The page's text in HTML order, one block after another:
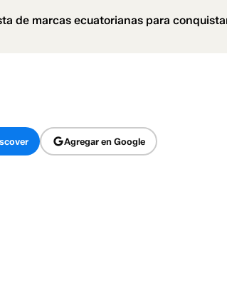
de marcas ecuatorianas para
Agregar en Google